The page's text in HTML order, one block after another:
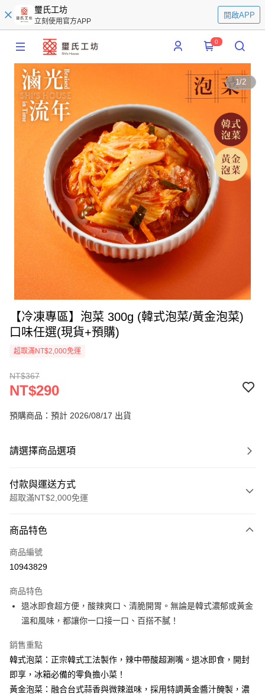
璽氏工坊
立刻使用官方APP
開啟APP
0
1/2
【冷凍專區】泡菜 300g (韓式泡菜/黃金泡菜)
口味任選(現貨+預購)
超取滿NT$2,000免運
NT$367
NT$290
預購商品：預計 2026/08/17 出貨
請選擇商品選項
付款與運送方式
超取滿NT$2,000免運
信用卡一次付款
LINE Pay
街口支付
悠遊付
全盈+PAY
AFTEE先享後付
相關說明
商品特色
商品編號
10943829
商品特色
退冰即食超方便，酸辣爽口、清脆開胃。無論是韓式濃郁或黃金
溫和風味，都讓你一口接一口、百搭不膩！
銷售重點
韓式泡菜：正宗韓式工法製作，辣中帶酸超涮嘴。退冰即食，開封
即享，冰箱必備的零負擔小菜！
黃金泡菜：融合台式蒜香與微辣滋味，採用特調黃金醬汁醃製，濃